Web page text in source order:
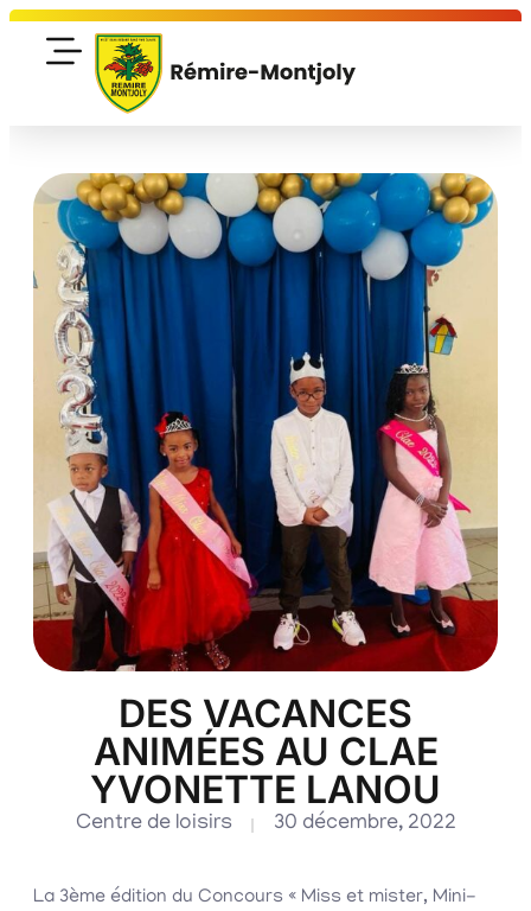
DES VACANCES
ANIMÉES AU CLAE
YVONETTE LANOU
Centre de loisirs 30 décembre, 2022
La 3ème édition du Concours « Miss et mister, Mini-